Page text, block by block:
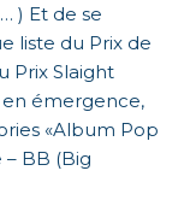
) Et de se
liste du Prix de
Prix Slaight
émergence,
«Album Pop
– BB (Big